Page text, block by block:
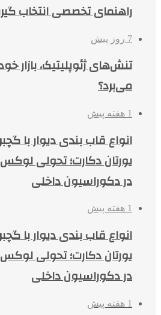
راهنمای تخصصی انتخاب
7 روز پیش
تنش‌های ژئوپلیتیک، بازار
می‌برد؟
1 هفته پیش
انواع قاب بندی دیوار با
یورتان دکارت؛ تحولی
در دکوراسیون داخلی
1 هفته پیش
انواع قاب بندی دیوار با
یورتان دکارت؛ تحولی
در دکوراسیون داخلی
1 هفته پیش